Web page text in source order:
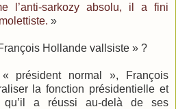
l’anti-sarkozy absolu, il a fini
»
Hollande vallsiste » ?
président normal », François
la fonction présidentielle et
a réussi au-delà de ses